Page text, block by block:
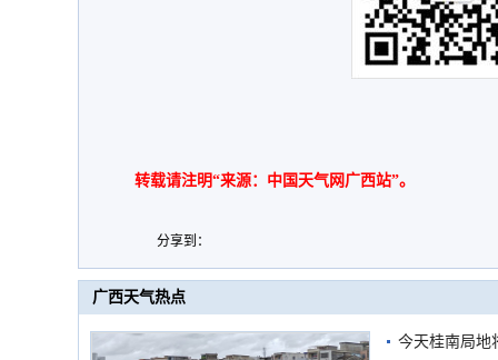
转载请注明“来源：中国天气网广西站”。
分享到：
广西天气热点
今天桂南局地